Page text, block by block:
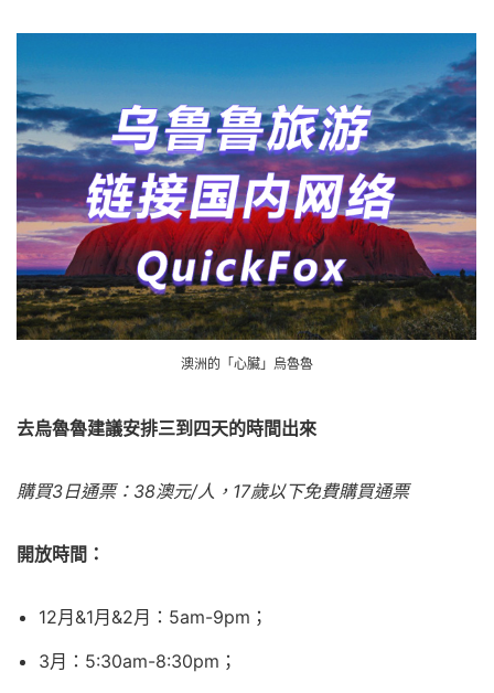
澳洲的「心臟」烏魯魯
去烏魯魯建議安排三到四天的時間出來
購買3日通票：38澳元/人，17歲以下免費購買通票
開放時間：
12月&1月&2月：5am-9pm；
3月：5:30am-8:30pm；